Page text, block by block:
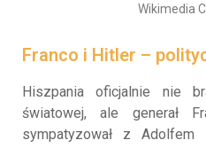
Wikimedia
Franco i Hitler –
Hiszpania oficjalnie nie
światowej, ale generał
sympatyzował z